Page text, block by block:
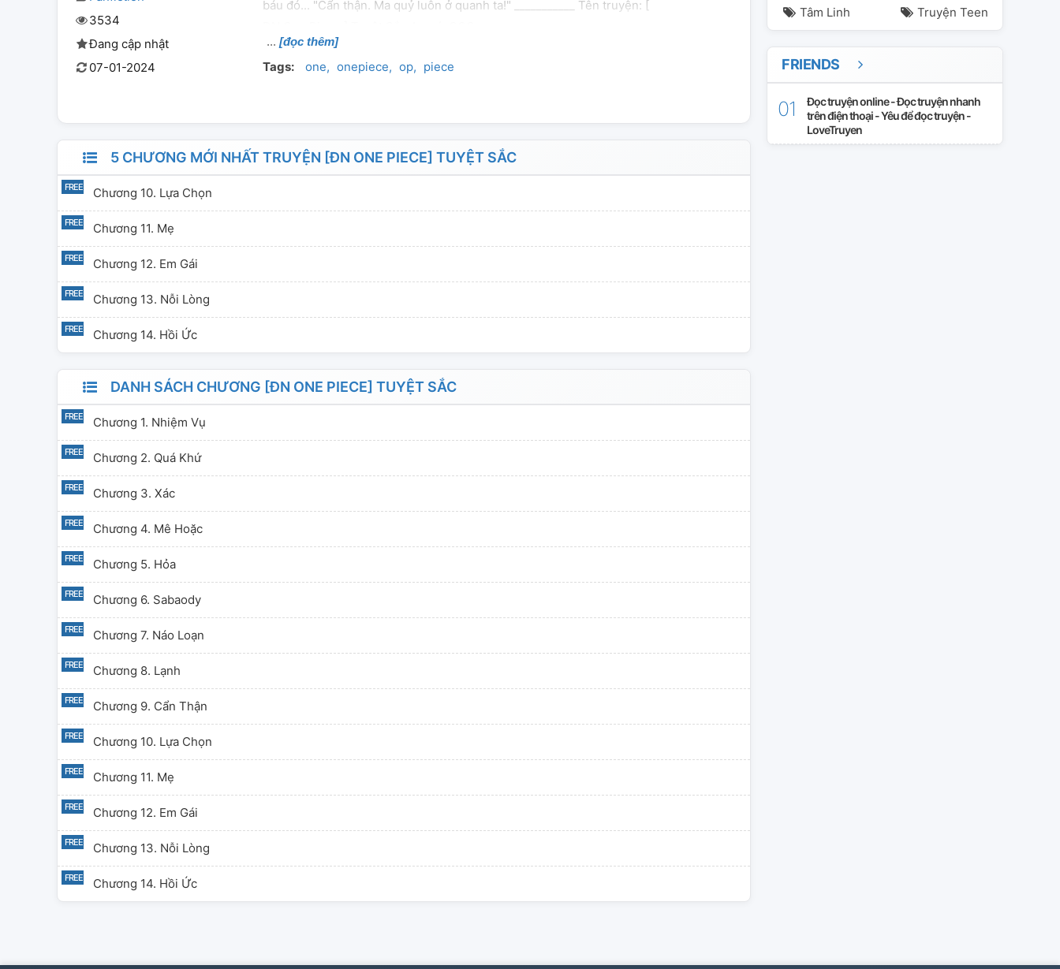
3534
Đang cập nhật
07-01-2024
báu đó... "Cẩn thận. Ma quỷ luôn ở quanh ta!" ___________ Tên truyện: [
[đọc thêm]
Tags: one onepiece op piece
5 CHƯƠNG MỚI NHẤT TRUYỆN [ĐN ONE PIECE] TUYỆT SẮC
Chương 10. Lựa Chọn
Chương 11. Mẹ
Chương 12. Em Gái
Chương 13. Nỗi Lòng
Chương 14. Hồi Ức
DANH SÁCH CHƯƠNG [ĐN ONE PIECE] TUYỆT SẮC
Chương 1. Nhiệm Vụ
Chương 2. Quá Khứ
Chương 3. Xác
Chương 4. Mê Hoặc
Chương 5. Hỏa
Chương 6. Sabaody
Chương 7. Náo Loạn
Chương 8. Lạnh
Chương 9. Cẩn Thận
Chương 10. Lựa Chọn
Chương 11. Mẹ
Chương 12. Em Gái
Chương 13. Nỗi Lòng
Chương 14. Hồi Ức
Tâm Linh Truyện Teen
FRIENDS
Đọc truyện online - Đọc truyện nhanh
trên điện thoại - Yêu để đọc truyện -
LoveTruyen